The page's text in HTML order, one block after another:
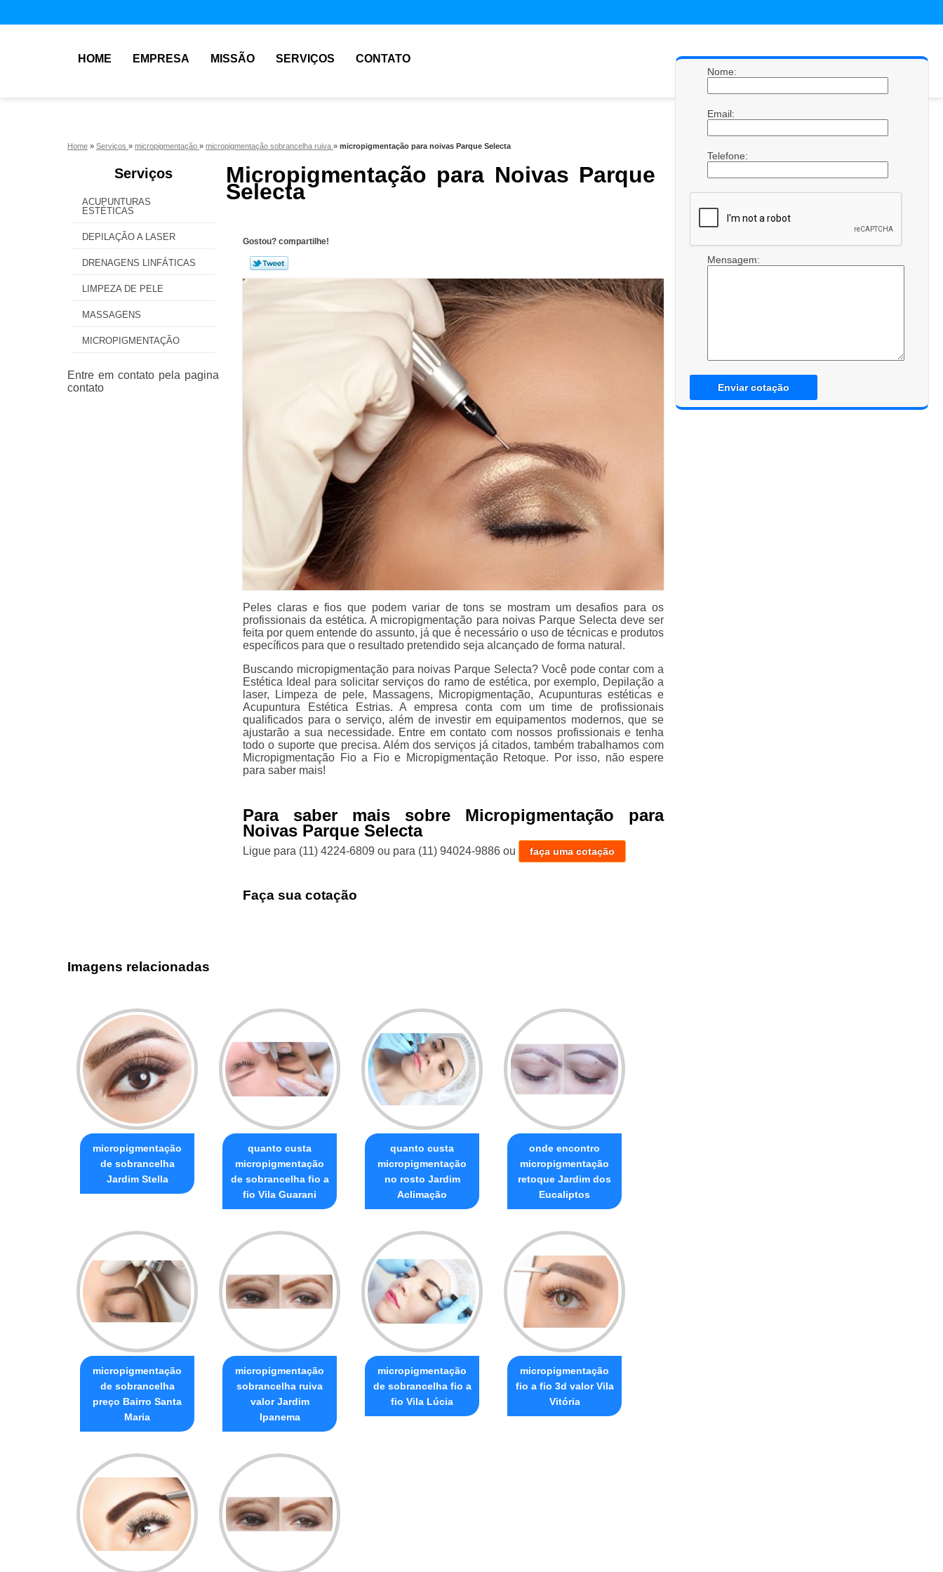
HOME EMPRESA MISSÃO SERVIÇOS CONTATO
Home » Serviços » micropigmentação » micropigmentação sobrancelha ruiva » micropigmentação para noivas Parque Selecta
Serviços
ACUPUNTURAS
ESTÉTICAS
DEPILAÇÃO A LASER
DRENAGENS LINFÁTICAS
LIMPEZA DE PELE
MASSAGENS
MICROPIGMENTAÇÃO
Micropigmentação para Noivas Parque
Selecta
Gostou? compartilhe!
Peles claras e fios que podem variar de tons se mostram um desafios para os
profissionais da estética. A micropigmentação para noivas Parque Selecta deve ser
feita por quem entende do assunto, já que é necessário o uso de técnicas e produtos
específicos para que o resultado pretendido seja alcançado de forma natural.
Buscando micropigmentação para noivas Parque Selecta? Você pode contar com a
Estética Ideal para solicitar serviços do ramo de estética, por exemplo, Depilação a
laser, Limpeza de pele, Massagens, Micropigmentação, Acupunturas estéticas e
Acupuntura Estética Estrias. A empresa conta com um time de profissionais
qualificados para o serviço, além de investir em equipamentos modernos, que se
ajustarão a sua necessidade. Entre em contato com nossos profissionais e tenha
todo o suporte que precisa. Além dos serviços já citados, também trabalhamos com
Micropigmentação Fio a Fio e Micropigmentação Retoque. Por isso, não espere
para saber mais!
Para saber mais sobre Micropigmentação para
Noivas Parque Selecta
Ligue para (11) 4224-6809 ou para (11) 94024-9886 ou faça uma cotação
Faça sua cotação
Nome:
Email:
Telefone:
Mensagem:
Enviar cotação
Imagens relacionadas
micropigmentação
de sobrancelha
Jardim Stella
quanto custa
micropigmentação
de sobrancelha fio a
fio Vila Guarani
quanto custa
micropigmentação
no rosto Jardim
Aclimação
onde encontro
micropigmentação
retoque Jardim dos
Eucaliptos
micropigmentação
de sobrancelha
preço Bairro Santa
Maria
micropigmentação
sobrancelha ruiva
valor Jardim
Ipanema
micropigmentação
de sobrancelha fio a
fio Vila Lúcia
micropigmentação
fio a fio 3d valor Vila
Vitória